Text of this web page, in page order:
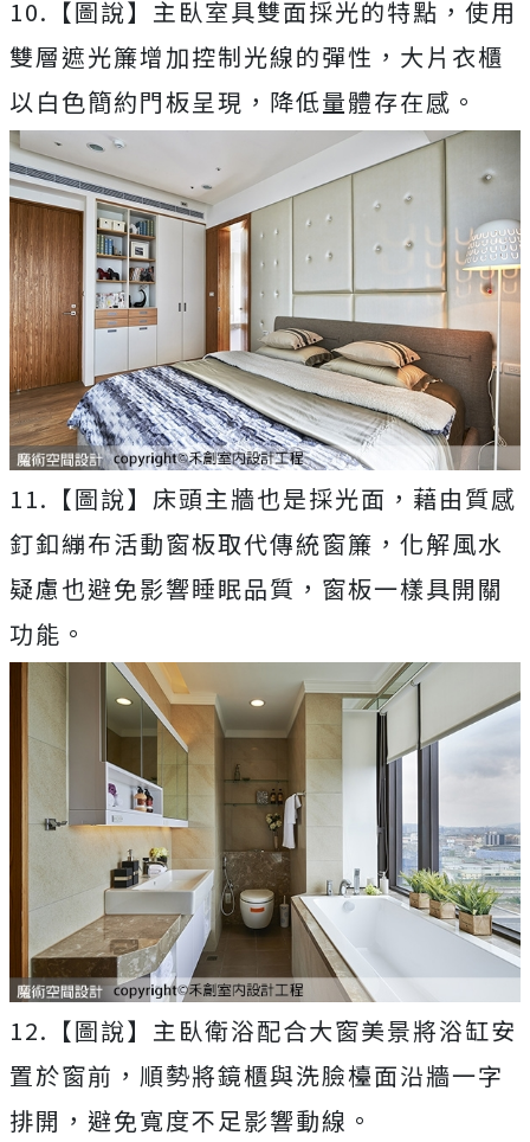
10.【圖說】主臥室具雙面採光的特點，使用
雙層遮光簾增加控制光線的彈性，大片衣櫃
以白色簡約門板呈現，降低量體存在感。
11.【圖說】床頭主牆也是採光面，藉由質感
釘釦繃布活動窗板取代傳統窗簾，化解風水
疑慮也避免影響睡眠品質，窗板一樣具開關
功能。
12.【圖說】主臥衛浴配合大窗美景將浴缸安
置於窗前，順勢將鏡櫃與洗臉檯面沿牆一字
排開，避免寬度不足影響動線。